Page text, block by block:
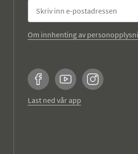
Om innhenting av
FacebookYouTubeInstagram
Last ned vår app